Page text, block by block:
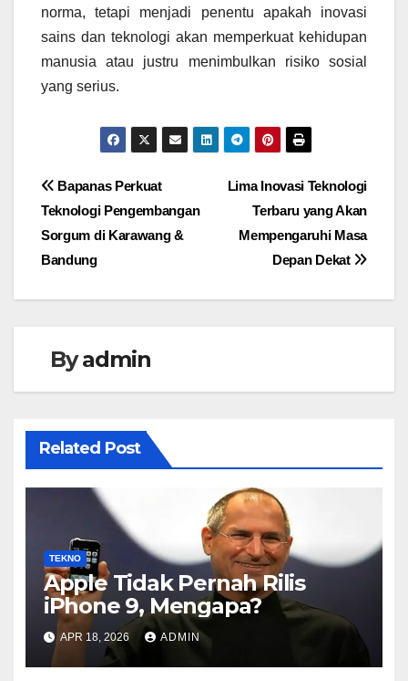
norma, tetapi menjadi penentu apakah inovasi
sains dan teknologi akan memperkuat kehidupan
manusia atau justru menimbulkan risiko sosial
yang serius.
Navigasi
pos
Lima Inovasi Teknologi
Terbaru yang Akan
Mempengaruhi Masa
Depan Dekat
Bapanas Perkuat
Teknologi Pengembangan
Sorgum di Karawang &
Bandung
Byadmin
Related Post
TEKNO
Apple Tidak Pernah Rilis
iPhone 9, Mengapa?
APR 18, 2026 ADMIN